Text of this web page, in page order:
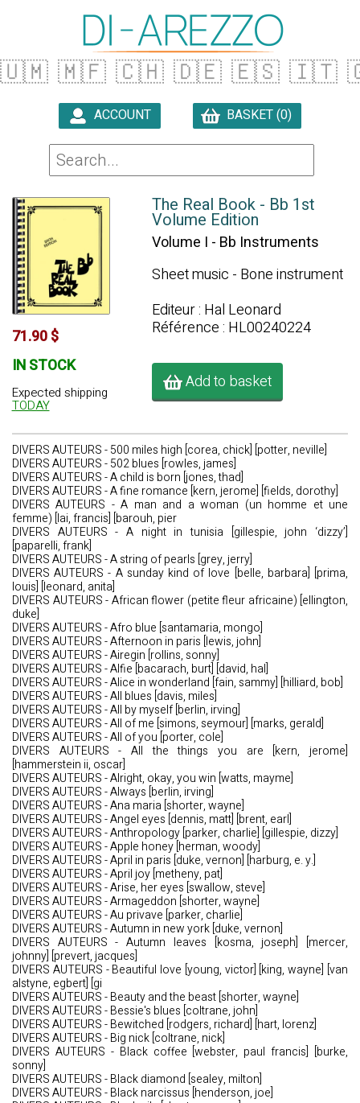
🇺🇲 🇲🇫 🇨🇭 🇩🇪 🇪🇸 🇮🇹
ACCOUNT BASKET (0)
71.90 $
IN STOCK
Expected shipping
TODAY
The Real Book - Bb 1st
Volume Edition
Volume I - Bb Instruments
Sheet music - Bone instrument
Editeur : Hal Leonard
Référence : HL00240224
Add to basket
DIVERS AUTEURS - 500 miles high [corea, chick] [potter, neville]
DIVERS AUTEURS - 502 blues [rowles, james]
DIVERS AUTEURS - A child is born [jones, thad]
DIVERS AUTEURS - A fine romance [kern, jerome] [fields, dorothy]
DIVERS AUTEURS - A man and a woman (un homme et une
femme) [lai, francis] [barouh, pier
DIVERS AUTEURS - A night in tunisia [gillespie, john ‘dizzy’]
[paparelli, frank]
DIVERS AUTEURS - A string of pearls [grey, jerry]
DIVERS AUTEURS - A sunday kind of love [belle, barbara] [prima,
louis] [leonard, anita]
DIVERS AUTEURS - African flower (petite fleur africaine) [ellington,
duke]
DIVERS AUTEURS - Afro blue [santamaria, mongo]
DIVERS AUTEURS - Afternoon in paris [lewis, john]
DIVERS AUTEURS - Airegin [rollins, sonny]
DIVERS AUTEURS - Alfie [bacarach, burt] [david, hal]
DIVERS AUTEURS - Alice in wonderland [fain, sammy] [hilliard, bob]
DIVERS AUTEURS - All blues [davis, miles]
DIVERS AUTEURS - All by myself [berlin, irving]
DIVERS AUTEURS - All of me [simons, seymour] [marks, gerald]
DIVERS AUTEURS - All of you [porter, cole]
DIVERS AUTEURS - All the things you are [kern, jerome]
[hammerstein ii, oscar]
DIVERS AUTEURS - Alright, okay, you win [watts, mayme]
DIVERS AUTEURS - Always [berlin, irving]
DIVERS AUTEURS - Ana maria [shorter, wayne]
DIVERS AUTEURS - Angel eyes [dennis, matt] [brent, earl]
DIVERS AUTEURS - Anthropology [parker, charlie] [gillespie, dizzy]
DIVERS AUTEURS - Apple honey [herman, woody]
DIVERS AUTEURS - April in paris [duke, vernon] [harburg, e. y.]
DIVERS AUTEURS - April joy [metheny, pat]
DIVERS AUTEURS - Arise, her eyes [swallow, steve]
DIVERS AUTEURS - Armageddon [shorter, wayne]
DIVERS AUTEURS - Au privave [parker, charlie]
DIVERS AUTEURS - Autumn in new york [duke, vernon]
DIVERS AUTEURS - Autumn leaves [kosma, joseph] [mercer,
johnny] [prevert, jacques]
DIVERS AUTEURS - Beautiful love [young, victor] [king, wayne] [van
alstyne, egbert] [gi
DIVERS AUTEURS - Beauty and the beast [shorter, wayne]
DIVERS AUTEURS - Bessie's blues [coltrane, john]
DIVERS AUTEURS - Bewitched [rodgers, richard] [hart, lorenz]
DIVERS AUTEURS - Big nick [coltrane, nick]
DIVERS AUTEURS - Black coffee [webster, paul francis] [burke,
sonny]
DIVERS AUTEURS - Black diamond [sealey, milton]
DIVERS AUTEURS - Black narcissus [henderson, joe]